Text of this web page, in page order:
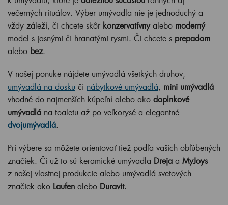
večerných rituálov. Výber umývadla nie je jednoduchý a
vždy záleží, či chcete skôr konzervatívnyalebo moderný
model s jasnými či hranatými rysmi. Či chcete s prepadom
alebo bez.
V našej ponuke nájdete umývadlá všetkých druhov,
umývadlá na dosku či nábytkové umývadlá, mini umývadlá
vhodné do najmenších kúpeľní alebo ako doplnkové
umývadlá na toaletu až po veľkorysé a elegantné
dvojumývadlá.
Pri výbere sa môžete orientovať tiež podľa vašich obľúbených
značiek. Či už to sú keramické umývadla Dreja a MyJoys
z našej vlastnej produkcie alebo umývadlá svetových
značiek ako Laufen alebo Duravit.